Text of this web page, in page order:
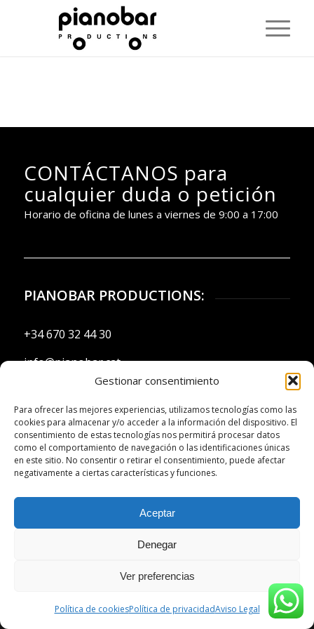
Gestionar consentimiento
Para ofrecer las mejores experiencias, utilizamos tecnologías como las
cookies para almacenar y/o acceder a la información del dispositivo. El
consentimiento de estas tecnologías nos permitirá procesar datos
como el comportamiento de navegación o las identificaciones únicas
en este sitio. No consentir o retirar el consentimiento, puede afectar
negativamente a ciertas características y funciones.
Aceptar
Denegar
Ver preferencias
Política de cookiesPolítica de privacidadAviso Legal
CONTÁCTANOS para
cualquier duda o petición
Horario de oficina de lunes a viernes de 9:00 a 17:00
PIANOBAR PRODUCTIONS:
+34 670 32 44 30
info@pianobar.cat
ADMINISTRACIÓN:
+34 672 04 10 48
gestion@donostra.com